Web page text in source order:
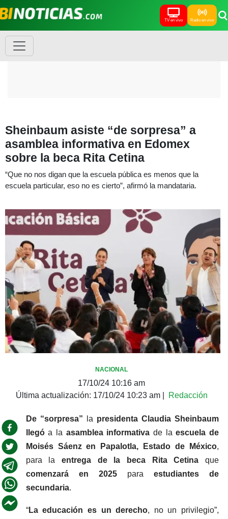
TV en vivo Radio en vivo
Sheinbaum asiste “de sorpresa” a
asamblea informativa en Edomex
sobre la beca Rita Cetina
“Que no nos digan que la escuela pública es menos que la
escuela particular, eso no es cierto”, afirmó la mandataria.
NACIONAL
17/10/24 10:16 am
Última actualización: 17/10/24 10:23 am| Redacción
De “sorpresa” la presidenta Claudia Sheinbaum
llegó a la asamblea informativa de la escuela de
Moisés Sáenz en Papalotla, Estado de México,
para la entrega de la beca Rita Cetina
comenzará en 2025 para estudiantes de
secundaria.
“La educación es un derecho, no un privilegio”,